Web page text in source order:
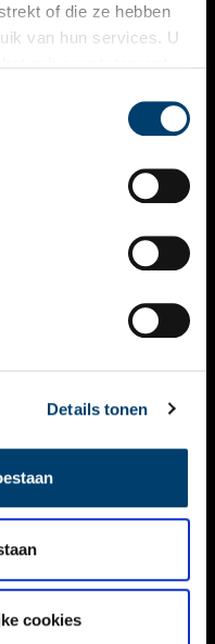
of die ze hebben
van hun services. U
Details tonen
cookies